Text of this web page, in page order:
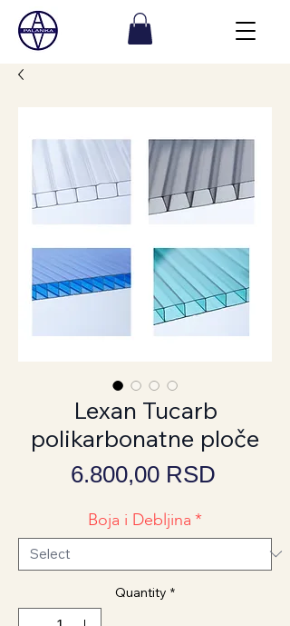
Lexan Tucarb
polikarbonatne ploče
6.800,00 RSDPrice
Boja i Debljina *
Quantity *